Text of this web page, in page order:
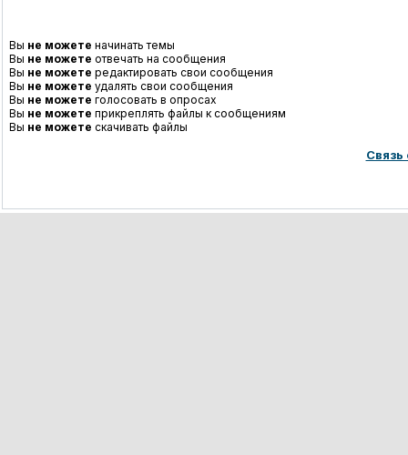
Вы не можете начинать темы
Вы не можете отвечать на сообщения
Вы не можете редактировать свои сообщения
Вы не можете удалять свои сообщения
Вы не можете голосовать в опросах
Вы не можете прикреплять файлы к сообщениям
Вы не можете скачивать файлы